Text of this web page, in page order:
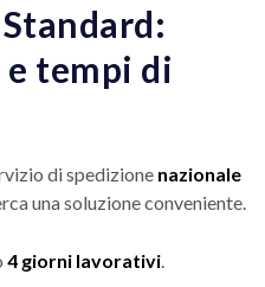
tempi di
di spedizione nazionale
una soluzione conveniente.
4 giorni lavorativi